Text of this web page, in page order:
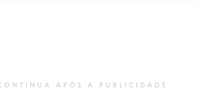
APÓS A PUBLICIDADE